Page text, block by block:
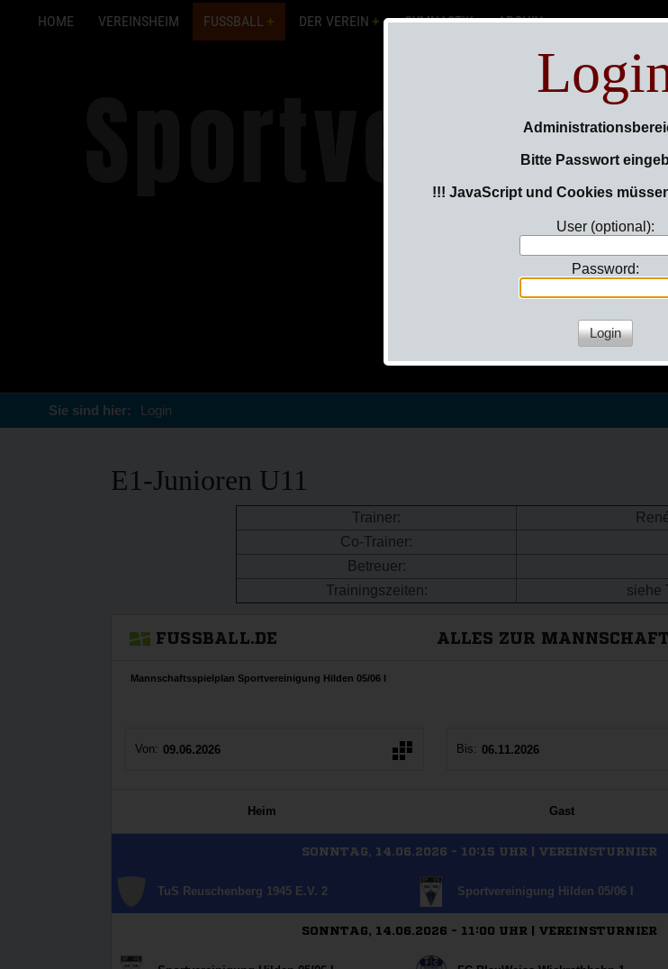
HOME VEREINSHEIM FUSSBALL DER VEREIN GYMNASTIK ARCHIV
05/06
Sie sind hier: Login
Bitte Passwort
!!! JavaScript und Cookies
User (optional):
Password:
E1-Junioren U11
Trainer:
Co-Trainer:
Betreuer:
Trainingszeiten:
siehe